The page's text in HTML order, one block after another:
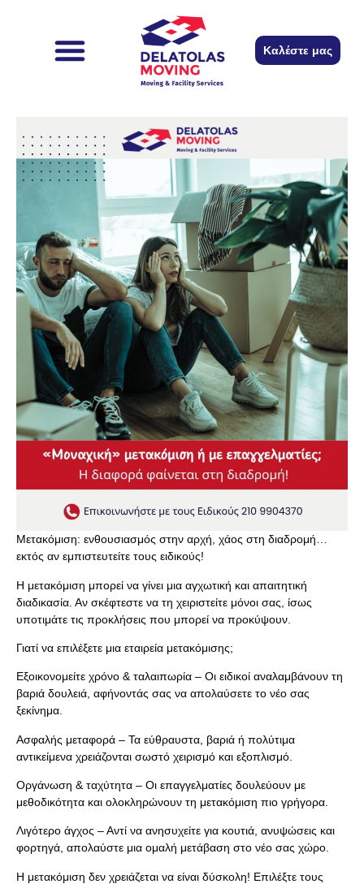
Καλέστε μας
Μετακόμιση: ενθουσιασμός στην αρχή, χάος στη διαδρομή…
εκτός αν εμπιστευτείτε τους ειδικούς!
Η μετακόμιση μπορεί να γίνει μια αγχωτική και απαιτητική
διαδικασία. Αν σκέφτεστε να τη χειριστείτε μόνοι σας, ίσως
υποτιμάτε τις προκλήσεις που μπορεί να προκύψουν.
Γιατί να επιλέξετε μια εταιρεία μετακόμισης;
Εξοικονομείτε χρόνο & ταλαιπωρία – Οι ειδικοί αναλαμβάνουν τη
βαριά δουλειά, αφήνοντάς σας να απολαύσετε το νέο σας
ξεκίνημα.
Ασφαλής μεταφορά – Τα εύθραυστα, βαριά ή πολύτιμα
αντικείμενα χρειάζονται σωστό χειρισμό και εξοπλισμό.
Οργάνωση & ταχύτητα – Οι επαγγελματίες δουλεύουν με
μεθοδικότητα και ολοκληρώνουν τη μετακόμιση πιο γρήγορα.
Λιγότερο άγχος – Αντί να ανησυχείτε για κουτιά, ανυψώσεις και
φορτηγά, απολαύστε μια ομαλή μετάβαση στο νέο σας χώρο.
Η μετακόμιση δεν χρειάζεται να είναι δύσκολη! Επιλέξτε τους